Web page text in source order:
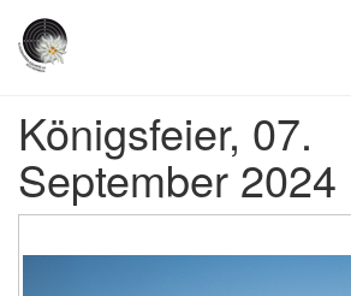
Königsfeier, 07.
September 2024